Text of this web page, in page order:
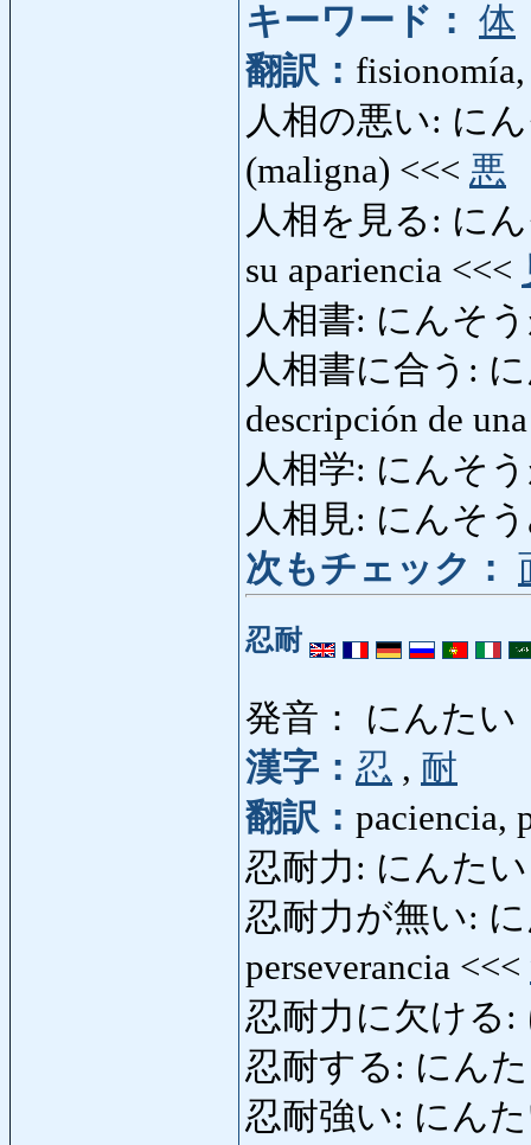
キーワード： 体
翻訳：
人相の悪い: に
(maligna) <<< 悪
人相を見る: に
su apariencia <<<
人相書: にんそ
人相書に合う:
descripción de
人相学: にんそ
人相見: にんそ
次もチェック：
忍耐
発音： にんたい
漢字： 忍 , 耐
翻訳： paciencia,
忍耐力: にんた
忍耐力が無い:
perseverancia <<<
忍耐力に欠ける
忍耐する: にんた
忍耐強い: にん